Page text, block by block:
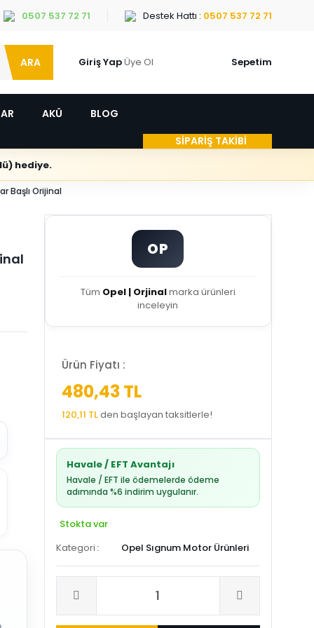
0507 537 72 71 Destek Hattı : 0507 537 72 71
ARA Giriş YapÜye Ol Sepetim
AKÜ
BLOG
SİPARİŞ TAKİBİ
hediye.
Başlı Orijinal
OP
Tüm Opel | Orjinalmarka ürünleri
inceleyin
Ürün Fiyatı :
480,43 TL
120,11 TLden başlayan taksitlerle!
Havale / EFT Avantajı
Havale / EFT ile ödemelerde ödeme
adımında %6 indirim uygulanır.
Stokta var
Kategori
Opel Sıgnum Motor Ürünleri